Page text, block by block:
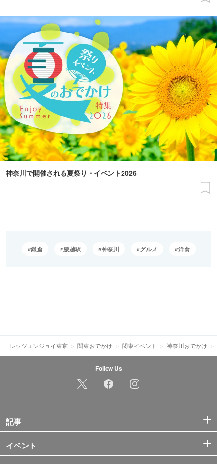
神奈川で開催される夏祭り・イベント2026
鎌倉 腰越駅 神奈川 グルメ 洋食
レッツエンジョイ東京 関東おでかけ 関東イベント 神奈川おでかけ
Follow Us
記事
イベント